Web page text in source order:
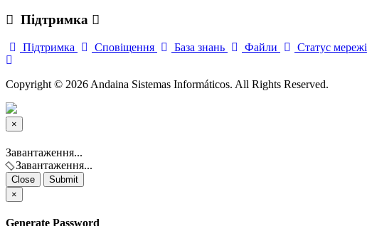
Підтримка
Підтримка Сповіщення База знань Файли Статус мережі
Copyright © 2026 Andaina Sistemas Informáticos. All Rights Reserved.
×
Close
Завантаження...
Завантаження...
Close
Submit
×
Generate Password